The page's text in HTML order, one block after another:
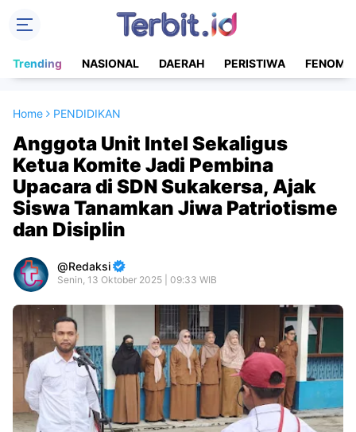
Trending NASIONAL DAERAH PERISTIWA
Home PENDIDIKAN
Anggota Unit Intel Sekaligus
Ketua Komite Jadi Pembina
Upacara di SDN Sukakersa, Ajak
Siswa Tanamkan Jiwa Patriotisme
dan Disiplin
Redaksi
Senin, 13 Oktober 2025 | 09:33 WIB